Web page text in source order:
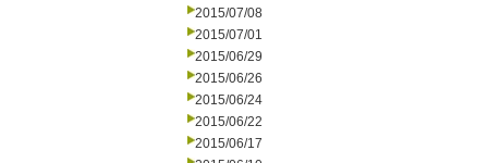
2015/07/08
2015/07/01
2015/06/29
2015/06/26
2015/06/24
2015/06/22
2015/06/17